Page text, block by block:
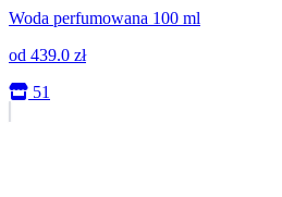
Woda perfumowana 100 ml
od 439.0 zł
51